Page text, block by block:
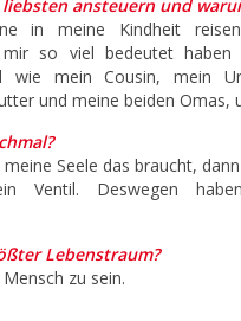
ansteuern und
in meine Kindheit
mir so viel bedeutet haben
wie mein Cousin, mein
und meine beiden Omas,
Seele das braucht,
Ventil. Deswegen
Lebenstraum?
zu sein.